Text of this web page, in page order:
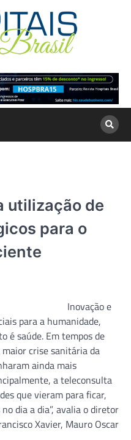
utilização de
para o
Inovação e
para a humanidade,
é saúde. Em tempos de
crise sanitária da
ainda mais
a teleconsulta
que vieram para ficar,
dia a dia”, avalia o diretor
Xavier, Mauro Oscar